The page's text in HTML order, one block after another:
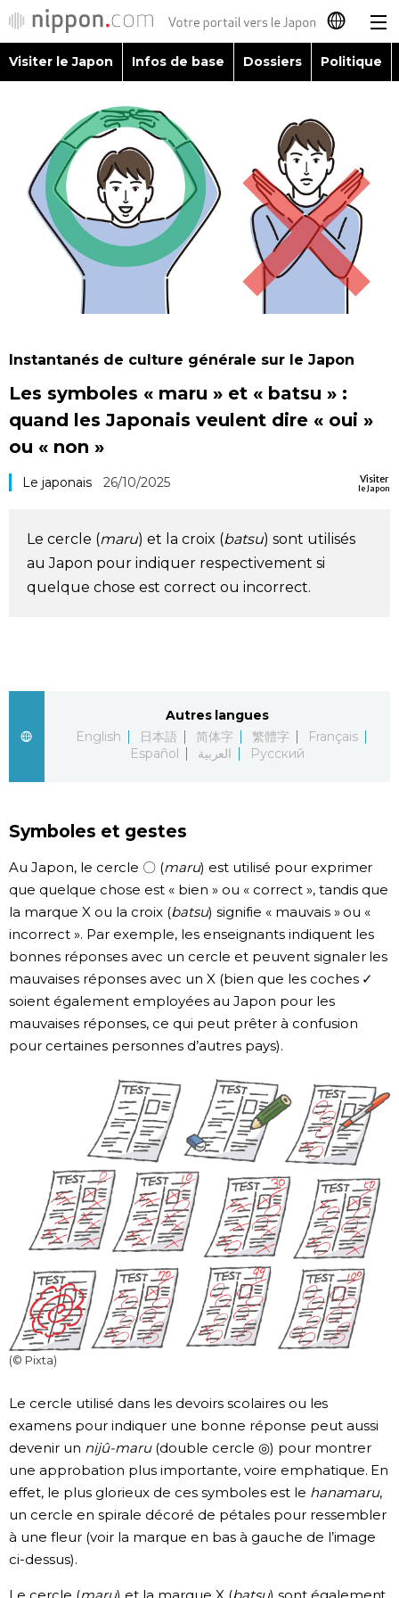
日本語
简体字
繁體字
Español
Visiter le Japon
Infos de base
Société
Culture
Le japonais
Séries
Personnages
Chroniques
Images
Vidéos
Tokyo
Visiter le Japon Infos de base Dossiers Politique
Instantanés de culture générale sur le Japon
Les symboles « maru » et « batsu » :
quand les Japonais veulent dire « oui »
ou « non »
Visiter
le Japon
Le japonais 26/10/2025
Le cercle (maru) et la croix (batsu) sont utilisés
au Japon pour indiquer respectivement si
quelque chose est correct ou incorrect.
Autres langues
English
日本語 简体字 繁體字
Français
Español
العربية Русский
Symboles et gestes
Au Japon, le cercle 〇 (maru) est utilisé pour exprimer
que quelque chose est « bien » ou « correct », tandis que
la marque X ou la croix (batsu) signifie « mauvais » ou «
incorrect ». Par exemple, les enseignants indiquent les
bonnes réponses avec un cercle et peuvent signaler les
mauvaises réponses avec un X (bien que les coches ✓
soient également employées au Japon pour les
mauvaises réponses, ce qui peut prêter à confusion
pour certaines personnes d’autres pays).
(© Pixta)
Le cercle utilisé dans les devoirs scolaires ou les
examens pour indiquer une bonne réponse peut aussi
devenir un nijû-maru(double cercle ◎) pour montrer
une approbation plus importante, voire emphatique. En
effet, le plus glorieux de ces symboles est le hanamaru,
un cercle en spirale décoré de pétales pour ressembler
à une fleur (voir la marque en bas à gauche de l’image
ci-dessus).